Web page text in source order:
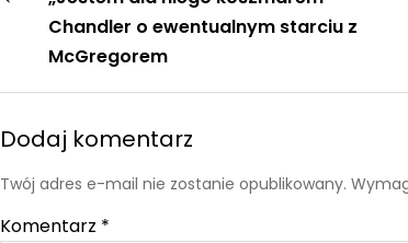
Chandler o ewentualnym starciu z
McGregorem
Dodaj komentarz
Twój adres e-mail nie zostanie opublikowany.
Komentarz *